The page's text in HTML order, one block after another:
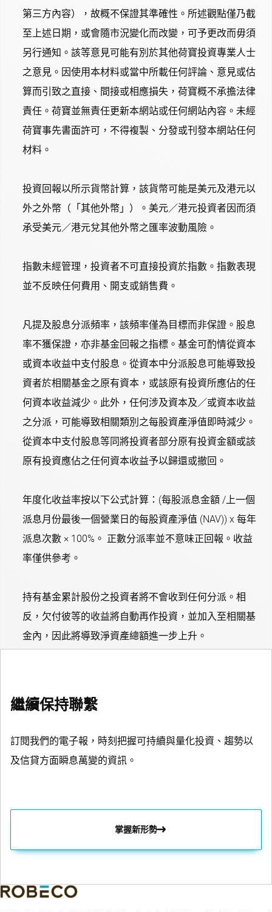
第三方內容），故概不保證其準確性。所述觀點僅乃截
至上述日期，或會隨市況變化而改變，可予更改而毋須
另行通知。該等意見可能有別於其他荷寶投資專業人士
之意見。因使用本材料或當中所載任何評論、意見或估
算而引致之直接、間接或相應損失，荷寶概不承擔法律
責任。荷寶並無責任更新本網站或任何網站內容。未經
荷寶事先書面許可，不得複製、分發或刊發本網站任何
材料。
投資回報以所示貨幣計算，該貨幣可能是美元及港元以
外之外幣（「其他外幣」）。美元／港元投資者因而須
承受美元／港元兌其他外幣之匯率波動風險。
指數未經管理，投資者不可直接投資於指數。指數表現
並不反映任何費用、開支或銷售費。
凡提及股息分派頻率，該頻率僅為目標而非保證。股息
率不獲保證，亦非基金回報之指標。基金可酌情從資本
或資本收益中支付股息。從資本中分派股息可能導致投
資者於相關基金之原有資本，或該原有投資所應佔的任
何資本收益減少。此外，任何涉及資本及／或資本收益
之分派，可能導致相關類別之每股資產淨值即時減少。
從資本中支付股息等同將投資者部分原有投資金額或該
原有投資應佔之任何資本收益予以歸還或撤回。
年度化收益率按以下公式計算：(每股派息金額 /上一個
派息月份最後一個營業日的每股資產淨值 (NAV)) x 每年
派息次數 × 100%。 正數分派率並不意味正回報。收益
率僅供參考。
持有基金累計股份之投資者將不會收到任何分派。相
反，欠付彼等的收益將自動再作投資，並加入至相關基
金內，因此將導致淨資產總額進一步上升。
繼續保持聯繫
訂閱我們的電子報，時刻把握可持續與量化投資、趨勢以
及信貸方面瞬息萬變的資訊。
掌握新形勢